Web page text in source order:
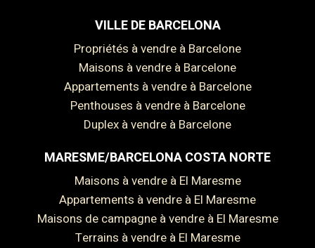
VILLE DE BARCELONA
Propriétés à vendre à Barcelone
Maisons à vendre à Barcelone
Appartements à vendre à Barcelone
Penthouses à vendre à Barcelone
Duplex à vendre à Barcelone
MARESME/BARCELONA COSTA NORTE
Maisons à vendre à El Maresme
Appartements à vendre à El Maresme
Maisons de campagne à vendre à El Maresme
Terrains à vendre à El Maresme